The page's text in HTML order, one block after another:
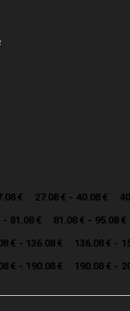
€ 27.08 € - 40.08 €
- 81.08 € 81.08 € - 95.08 €
€ - 136.08 € 136.08 € -
€ - 190.08 € 190.08 € -